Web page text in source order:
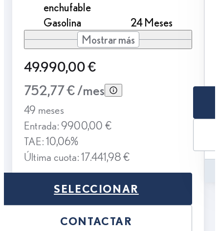
enchufable
Gasolina
24 Meses
Mostrar más
49.990,00 €
752,77 € /mes
49 meses
Entrada: 9900,00 €
TAE: 10,06%
Última cuota: 17.441,98 €
SELECCIONAR
CONTACTAR